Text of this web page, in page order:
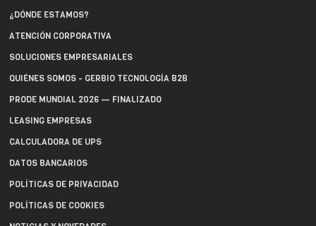
¿DÓNDE ESTAMOS?
ATENCIÓN CORPORATIVA
SOLUCIONES EMPRESARIALES
QUIÉNES SOMOS - GERBIO TECNOLOGÍA B2B
PRODE MUNDIAL 2026 — FINALIZADO
LEASING EMPRESAS
CALCULADORA DE UPS
DATOS BANCARIOS
POLÍTICAS DE PRIVACIDAD
POLÍTICAS DE COOKIES